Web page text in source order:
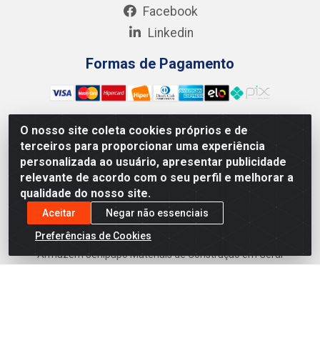
O nosso site coleta cookies próprios e de
terceiros para proporcionar uma experiência
personalizada ao usuário, apresentar publicidade
relevante de acordo com o seu perfil e melhorar a
qualidade do nosso site.
Aceitar
Negar não essenciais
Preferências de Cookies
Facebook
Linkedin
Formas de Pagamento
Preços, promoções, condições de pagamento e frete são
válidos para compras realizadas exclusivamente pelo site.
Caso haja divergência de preço de um produto, será válido o
preço que for exibido no carrinho de compras do site no
momento do pagamento. As vendas estão sujeitas a análise
e disponibilidade do estoque. Imagens de produtos
meramente ilustrativas.
Armazém Jenipapo Materiais de Construção em Geral